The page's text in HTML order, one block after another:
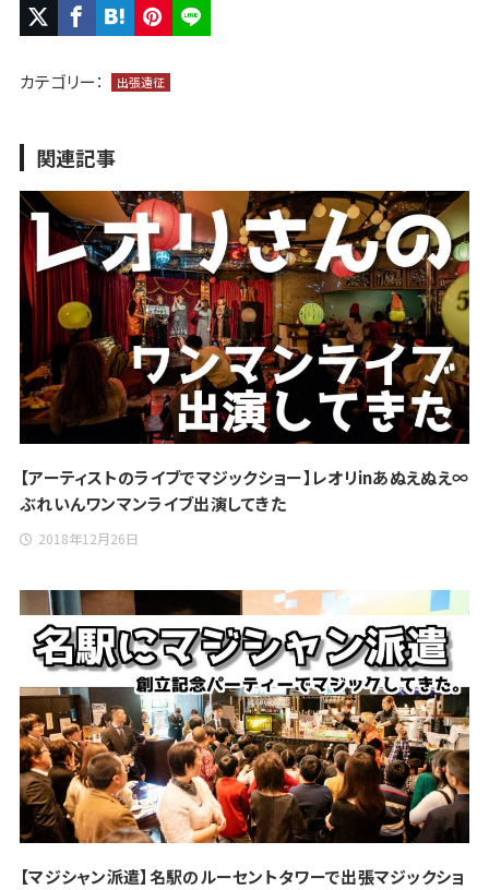
カテゴリー： 出張遠征
関連記事
【アーティストのライブでマジックショー】レオリinあぬえぬえ∞
ぶれいんワンマンライブ出演してきた
2018年12月26日
【マジシャン派遣】名駅のルーセントタワーで出張マジックショ